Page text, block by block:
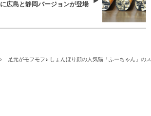
に広島と静岡バージョンが登場
足元がモフモフ♪ しょんぼり顔の人気猫「ふーちゃん」の